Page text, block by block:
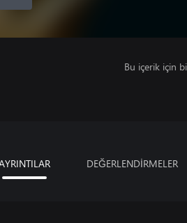
Bu içerik için
DEĞERLENDİRMELER